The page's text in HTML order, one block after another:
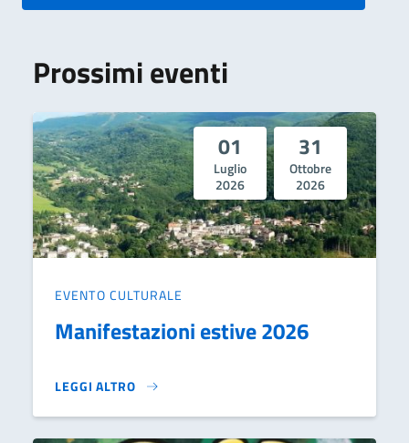
Prossimi eventi
01
Luglio
2026
31
Ottobre
2026
EVENTO CULTURALE
Manifestazioni estive 2026
LEGGI ALTRO
MANIFESTAZIONI ESTIVE 2026}